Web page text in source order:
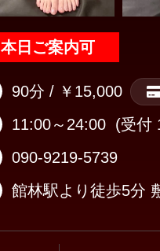
本日ご案内可
90分 / ￥15,000
11:00～24:00 (受付
090-9219-5739